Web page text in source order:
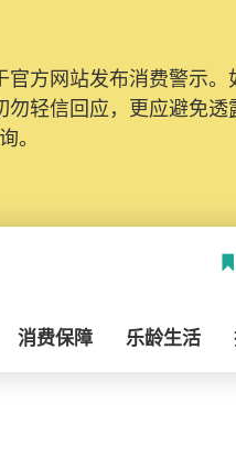
方网站发布消费警示
轻信回应，更应避免
。
消费保障 乐龄生活